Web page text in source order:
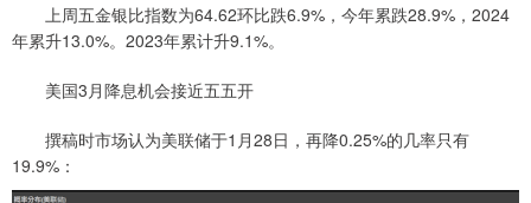
上周五金银比指数为64.62环比跌6.9%，今年累跌28.9%，2024
年累升13.0%。2023年累计升9.1%。
美国3月降息机会接近五五开
撰稿时市场认为美联储于1月28日，再降0.25%的几率只有
19.9%：